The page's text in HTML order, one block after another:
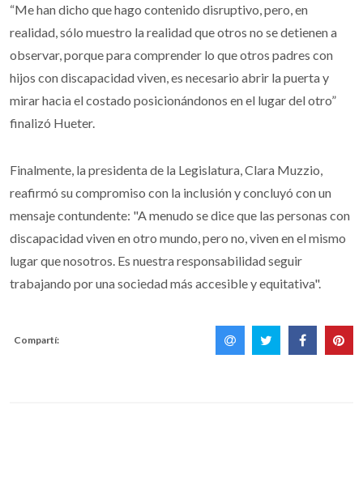
“Me han dicho que hago contenido disruptivo, pero, en
realidad, sólo muestro la realidad que otros no se detienen a
observar, porque para comprender lo que otros padres con
hijos con discapacidad viven, es necesario abrir la puerta y
mirar hacia el costado posicionándonos en el lugar del otro”
finalizó Hueter.
Finalmente, la presidenta de la Legislatura, Clara Muzzio,
reafirmó su compromiso con la inclusión y concluyó con un
mensaje contundente: "A menudo se dice que las personas con
discapacidad viven en otro mundo, pero no, viven en el mismo
lugar que nosotros. Es nuestra responsabilidad seguir
trabajando por una sociedad más accesible y equitativa".
Compartí: